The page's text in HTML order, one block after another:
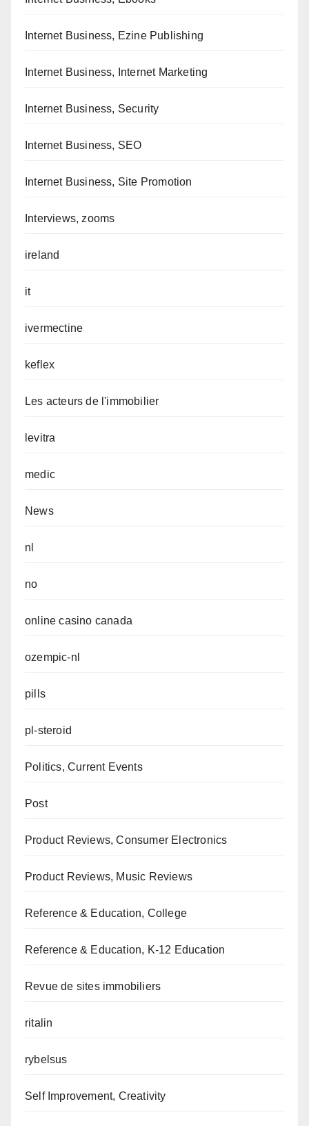
Internet Business, Ezine Publishing
Internet Business, Internet Marketing
Internet Business, Security
Internet Business, SEO
Internet Business, Site Promotion
Interviews, zooms
ireland
it
ivermectine
keflex
Les acteurs de l'immobilier
levitra
medic
News
nl
no
online casino canada
ozempic-nl
pills
pl-steroid
Politics, Current Events
Post
Product Reviews, Consumer Electronics
Product Reviews, Music Reviews
Reference & Education, College
Reference & Education, K-12 Education
Revue de sites immobiliers
ritalin
rybelsus
Self Improvement, Creativity